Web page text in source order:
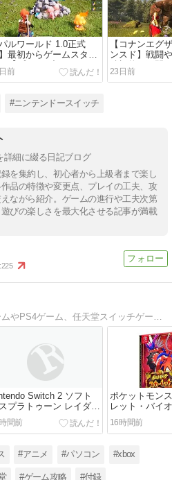
パルワールド 1.0正式
最初からゲームスター
！【プレイ日記その１～
５】
前
【コナンエグ
ンスド】戦闘
積極的に再開
記その６～そ
23日前
#ニンテンドースイッチ
詳細に綴る日記ブログ
を集約し、初心者から上級者まで楽し
品の特徴や変更点、プレイの工夫、攻
ながら紹介。ゲームの進行や工夫次第
びの楽しさを最大化させる記事が満載
225
Switch 2 ソフト
スプラトゥーン レイダー
』アップデートVer.1.1.1
開始
間前
ポケットモン
レット・バイ
びゼロの秘宝
ラフロル」が
16時間前
#アニメ #パソコン #xbox
#ゲーム攻略 #付録